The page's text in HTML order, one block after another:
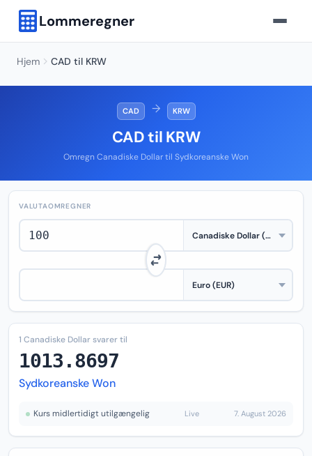
Lommeregner
Hjem CAD til KRW
CAD → KRW
CAD til KRW
Omregn Canadiske Dollar til Sydkoreanske Won
VALUTAOMREGNER
1 Canadiske Dollar svarer til
1013.8697
Sydkoreanske Won
Kurs midlertidigt utilgængelig Live 7. August 2026